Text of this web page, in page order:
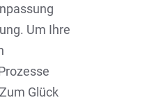
Um Ihre
Glück